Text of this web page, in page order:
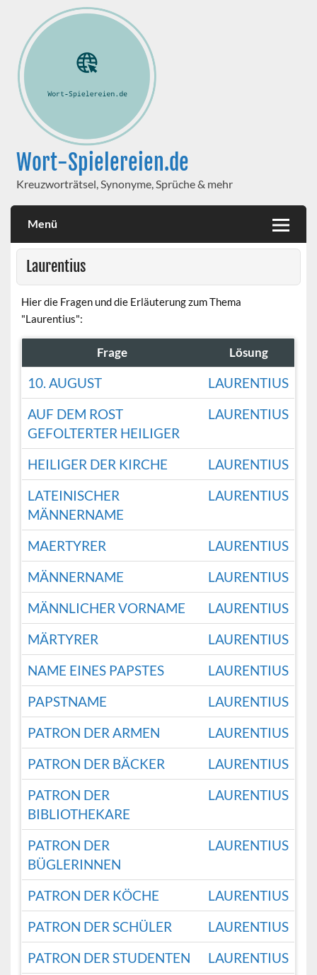
Wort-Spielereien.de
Kreuzworträtsel, Synonyme, Sprüche & mehr
Menü
Laurentius
Hier die Fragen und die Erläuterung zum Thema
"Laurentius":
Frage Lösung
10. AUGUST
LAURENTIUS
AUF DEM ROST
GEFOLTERTER HEILIGER
LAURENTIUS
HEILIGER DER KIRCHE
LAURENTIUS
LATEINISCHER
MÄNNERNAME
LAURENTIUS
MAERTYRER
LAURENTIUS
MÄNNERNAME
LAURENTIUS
MÄNNLICHER VORNAME
LAURENTIUS
MÄRTYRER
LAURENTIUS
NAME EINES PAPSTES
LAURENTIUS
PAPSTNAME
LAURENTIUS
PATRON DER ARMEN
LAURENTIUS
PATRON DER BÄCKER
LAURENTIUS
PATRON DER
BIBLIOTHEKARE
LAURENTIUS
PATRON DER
BÜGLERINNEN
LAURENTIUS
PATRON DER KÖCHE
LAURENTIUS
PATRON DER SCHÜLER
LAURENTIUS
PATRON DER STUDENTEN
LAURENTIUS